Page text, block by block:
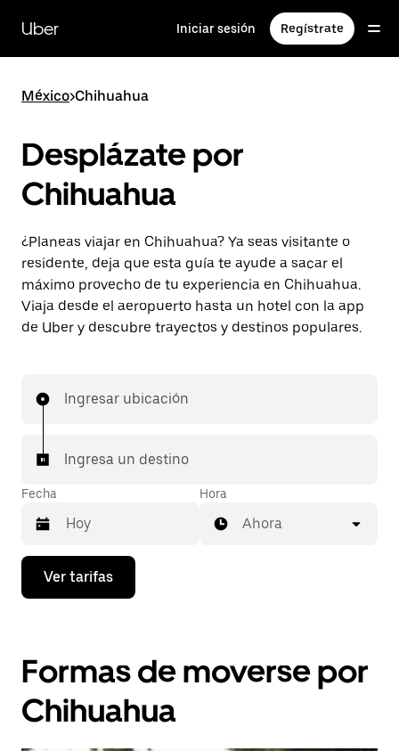
contenido
principal
Uber Iniciar sesión Regístrate
México>Chihuahua
Desplázate por
Chihuahua
¿Planeas viajar en Chihuahua? Ya seas visitante o
residente, deja que esta guía te ayude a sacar el
máximo provecho de tu experiencia en Chihuahua.
Viaja desde el aeropuerto hasta un hotel con la app
de Uber y descubre trayectos y destinos populares.
Ingresar ubicación
Ingresa un destino
Fecha
Presiona
flecha
interactuar
con
el
calendario
Hora
Ahora
Ver tarifas
Formas de moverse por
Chihuahua